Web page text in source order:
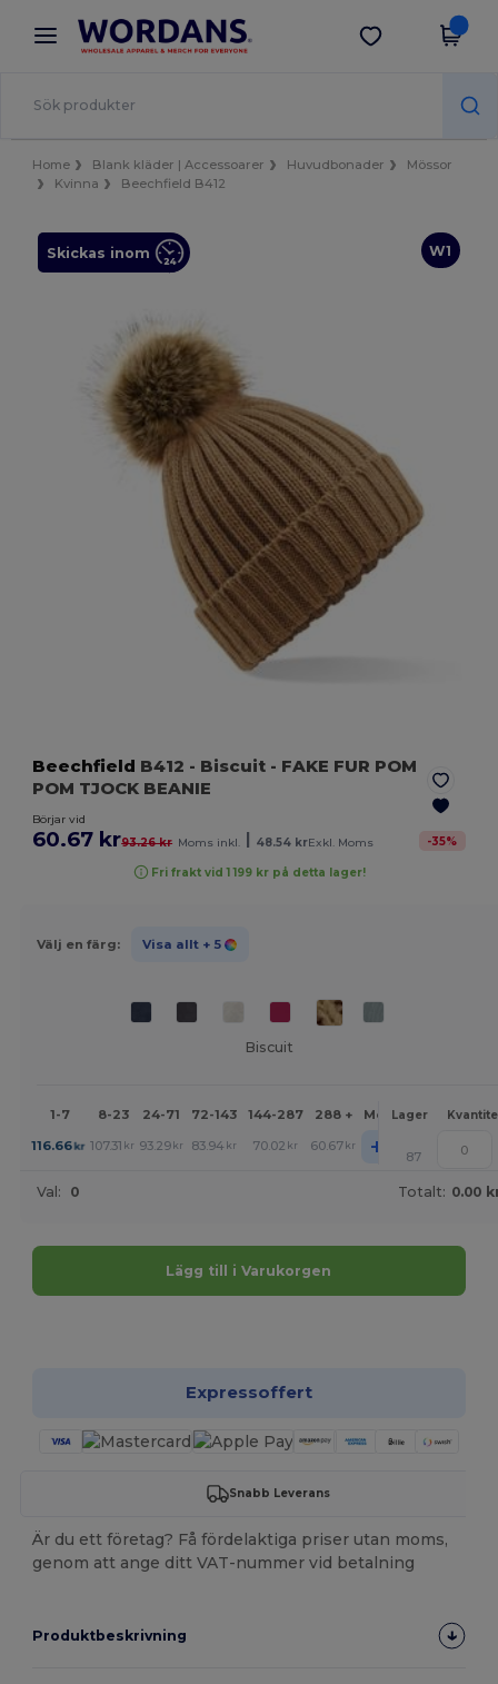
× Wordans-app
Bättre priser i appen!
Hämta app
Home Blank kläder | Accessoarer Huvudbonader
Mössor
Kvinna
Beechfield B412
W1
Skickas inom
Beechfield B412 - Biscuit - FAKE FUR POM
POM TJOCK BEANIE
Börjar vid
60.67 kr93.26 kr Moms inkl. 48.54 krExkl. Moms -35%
Fri frakt vid 1 199 kr på detta lager!
Välj en färg: Visa allt + 5
Biscuit
1-7 8-23 24-71 72-143 144-287 288 + Mer Lager
116.66kr 107.31 kr 93.29 kr 83.94 kr 70.02 kr 60.67 kr + 87
Val: 0 Totalt: 0.00
Lägg till i Varukorgen
Expressoffert
Snabb Leverans
Är du ett företag? Få fördelaktiga priser utan moms,
genom att ange ditt VAT-nummer vid betalning
Produktbeskrivning